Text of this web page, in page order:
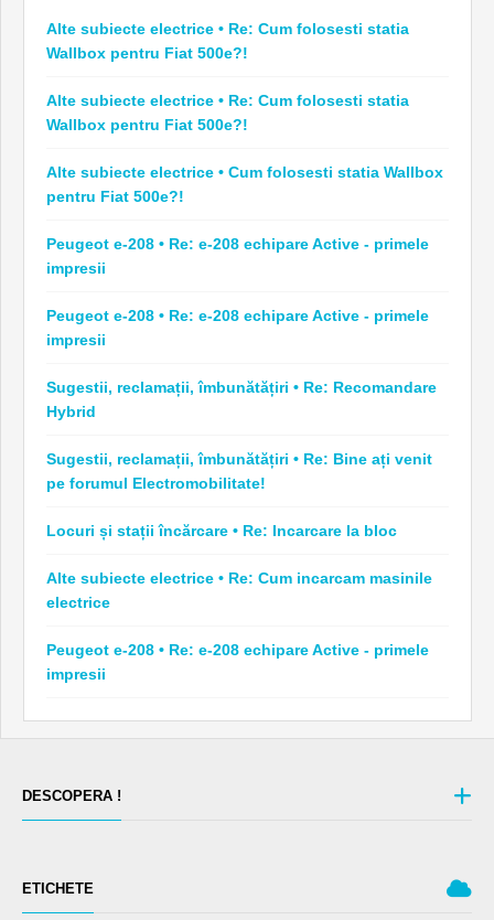
Alte subiecte electrice • Re: Cum folosesti statia
Wallbox pentru Fiat 500e?!
Alte subiecte electrice • Re: Cum folosesti statia
Wallbox pentru Fiat 500e?!
Alte subiecte electrice • Cum folosesti statia Wallbox
pentru Fiat 500e?!
Peugeot e-208 • Re: e-208 echipare Active - primele
impresii
Peugeot e-208 • Re: e-208 echipare Active - primele
impresii
Sugestii, reclamații, îmbunătățiri • Re: Recomandare
Hybrid
Sugestii, reclamații, îmbunătățiri • Re: Bine ați venit
pe forumul Electromobilitate!
Locuri și stații încărcare • Re: Incarcare la bloc
Alte subiecte electrice • Re: Cum incarcam masinile
electrice
Peugeot e-208 • Re: e-208 echipare Active - primele
impresii
DESCOPERA !
ETICHETE